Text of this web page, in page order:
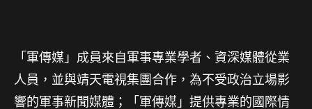
「軍傳媒」成員來自軍事專業學者、資深媒體從業
人員，並與靖天電視集團合作，為不受政治立場影
響的軍事新聞媒體；「軍傳媒」提供專業的國際情